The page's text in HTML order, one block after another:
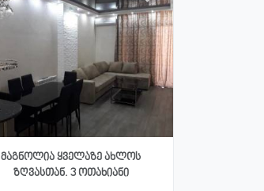
მაგნოლია ყველაზე ახლოს
ზღვასთან. 3 ოთახიანი